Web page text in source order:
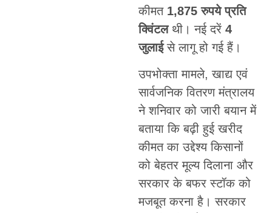
कीमत 1,875 रुपये प्रति
क्विंटलथी। नई दरें 4
जुलाईसे लागू हो गई हैं।
उपभोक्ता मामले, खाद्य एवं
सार्वजनिक वितरण मंत्रालय
ने शनिवार को जारी बयान में
बताया कि बढ़ी हुई खरीद
कीमत का उद्देश्य किसानों
को बेहतर मूल्य दिलाना और
सरकार के बफर स्टॉक को
मजबूत करना है। सरकार